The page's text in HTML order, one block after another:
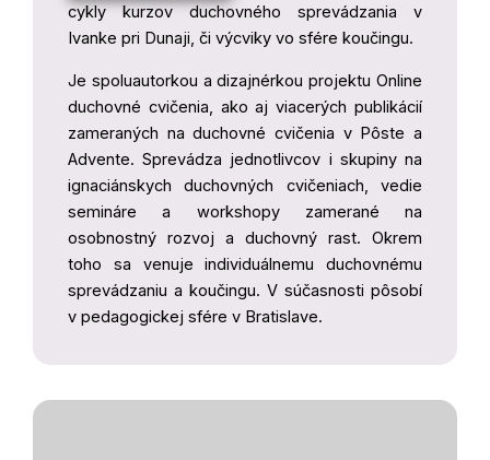
cykly kurzov duchovného sprevádzania v
Ivanke pri Dunaji, či výcviky vo sfére koučingu.
Je spoluautorkou a dizajnérkou projektu Online
duchovné cvičenia, ako aj viacerých publikácií
zameraných na duchovné cvičenia v Pôste a
Advente. Sprevádza jednotlivcov i skupiny na
ignaciánskych duchovných cvičeniach, vedie
semináre a workshopy zamerané na
osobnostný rozvoj a duchovný rast. Okrem
toho sa venuje individuálnemu duchovnému
sprevádzaniu a koučingu. V súčasnosti pôsobí
v pedagogickej sfére v Bratislave.